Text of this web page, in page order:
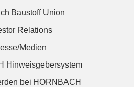
Baustoff Union
Relations
Medien
Hinweisgebersystem
bei HORNBACH